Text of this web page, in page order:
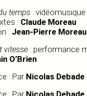
temps: vidéomusique
: Claude Moreau
: Jean-Pierre Moreau
vitesse: performance
O’Brien
: ParNicolas Debade
: Par Nicolas Debade